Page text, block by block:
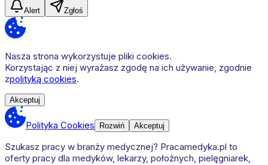
Alert Zgłoś
Nasza strona wykorzystuje pliki cookies.
Korzystając z niej wyrażasz zgodę na ich używanie, zgodnie
zpolityką cookies.
Akceptuj
Polityka Cookies Rozwiń Akceptuj
Szukasz pracy w branży medycznej? Pracamedyka.pl to
oferty pracy dla medyków, lekarzy, położnych, pielęgniarek,